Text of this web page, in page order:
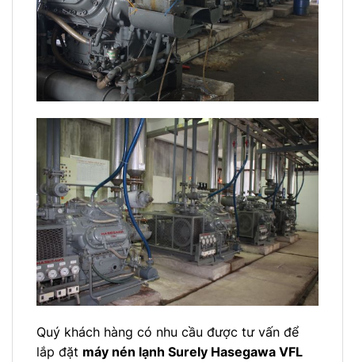
Quý khách hàng có nhu cầu được tư vấn để
lắp đặt máy nén lạnh Surely Hasegawa VFL